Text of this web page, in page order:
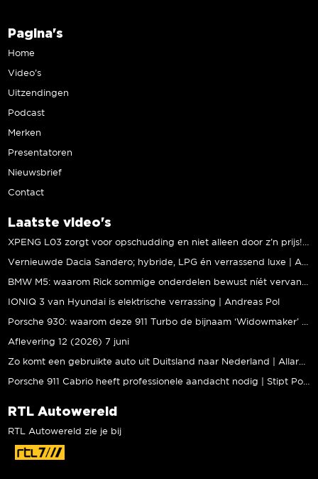
Pagina's
Home
Video’s
Uitzendingen
Podcast
Merken
Presentatoren
Nieuwsbrief
Contact
Laatste video's
XPENG L03 zorgt voor opschudding en niet alleen door z’n prijs! | Jeroen Mul
Vernieuwde Dacia Sandero; hybride, LPG én verrassend luxe | Andreas Pol
BMW M5: waarom Rick sommige onderdelen bewust níét vervangt | Stipt Polish Point
IONIQ 3 van Hyundai is elektrische verrassing | Andreas Pol
Porsche 930: waarom deze 911 Turbo de bijnaam ‘Widowmaker’ kreeg | Gallery Aaldering
Aflevering 12 (2026) 7 juni
Zo komt een gebruikte auto uit Duitsland naar Nederland | Allard Kalff
Porsche 911 Cabrio heeft professionele aandacht nodig | Stipt Polish Point
RTL Autowereld
RTL Autowereld zie je bij